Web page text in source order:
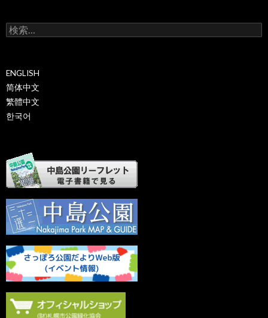
検
索:
ENGLISH
简体中文
繁體中文
한국어